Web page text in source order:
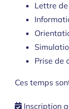
Lettre
Prise de
Ces temps
Inscription